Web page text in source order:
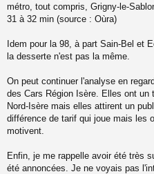
u
métro, tout compris, Grigny-le-
31 à 32 min (source : Oùra)
Idem pour la 98, à part Sain-Bel et
la desserte n'est pas la même.
On peut continuer l'analyse en
des Cars Région Isère. Elles ont un
Nord-Isère mais elles attirent un
différence de tarif qui joue mais les
motivent.
Enfin, je me rappelle avoir été très
été annoncées. Je ne voyais pas